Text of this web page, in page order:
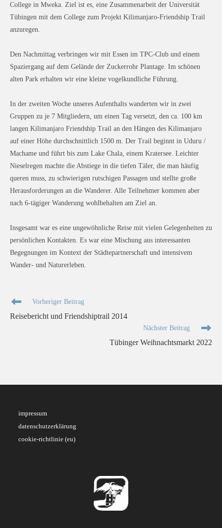
College in Mweka. Ziel ist es, eine Zusammenarbeit der Universität
Tübingen mit dem College zum Projekt Kilimanjaro-Friendship Trail
anzuregen.
Den Nachmittag verbringen wir mit Essen im TPC-Club und einem
Spaziergang auf dem Gelände der Zuckerrohr Plantage. Im schönen
alten Park erhalten wir eine kleine vogelkundliche Führung.
In der zweiten Woche unseres Aufenthalts wanderten wir in zwei
Gruppen zu je 7 Mitgliedern, um einen Tag versetzt, den ca. 100 km
langen Kilimanjaro Friendship Trail an den Hängen des Kilimanjaro
auf einer Höhe durchschnittlich 1500 m. Der Trail beginnt in Uduru /
Machame und führt bis zum Lake Chala, einem Kratersee. Leichter
Nieselregen machte die Abstiege in die tiefen Täler, die man häufig
queren muss, zu schwierigen rutschigen Passagen und stellte große
Herausforderungen an die Wanderer. Alle Teilnehmer kommen aber
nach 6-tägiger Wanderung wohlbehalten am Ziel an.
Insgesamt war es eine ungewöhnliche Reise mit vielen Gelegenheiten zu
persönlichen Kontakten. Es war eine Mischung aus interessanten
Begegnungen im Kontext der Städtepartnerschaft und intensivem
Wander- und Naturerleben.
Weitere
ansehen
Vorheriger Beitrag
Reisebericht und Friendshiptrail 2014
Nächster Beitrag
Tübinger Weihnachtsmarkt 2022
impressum
datenschutzerklärung
cookie-richtlinie (eu)